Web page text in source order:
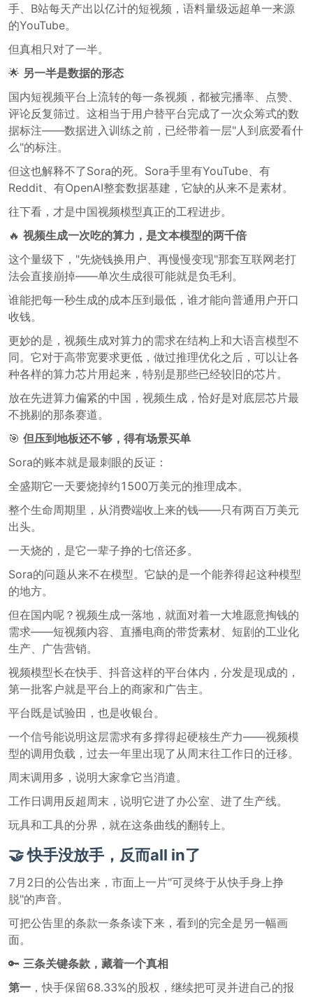
手、B站每天产出以亿计的短视频，语料量级远超单一来源
的YouTube。
但真相只对了一半。
🌟 另一半是数据的形态
国内短视频平台上流转的每一条视频，都被完播率、点赞、
评论反复筛过。这相当于用户替平台完成了一次众筹式的数
据标注——数据进入训练之前，已经带着一层"人到底爱看什
么"的标注。
但这也解释不了Sora的死。Sora手里有YouTube、有
Reddit、有OpenAI整套数据基建，它缺的从来不是素材。
往下看，才是中国视频模型真正的工程进步。
🔥 视频生成一次吃的算力，是文本模型的两千倍
这个量级下，"先烧钱换用户、再慢慢变现"那套互联网老打
法会直接崩掉——单次生成很可能就是负毛利。
谁能把每一秒生成的成本压到最低，谁才能向普通用户开口
收钱。
更妙的是，视频生成对算力的需求在结构上和大语言模型不
同。它对于高带宽要求更低，做过推理优化之后，可以让各
种各样的算力芯片用起来，特别是那些已经较旧的芯片。
放在先进算力偏紧的中国，视频生成，恰好是对底层芯片最
不挑剔的那条赛道。
🎯 但压到地板还不够，得有场景买单
Sora的账本就是最刺眼的反证：
全盛期它一天要烧掉约1500万美元的推理成本。
整个生命周期里，从消费端收上来的钱——只有两百万美元
出头。
一天烧的，是它一辈子挣的七倍还多。
Sora的问题从来不在模型。它缺的是一个能养得起这种模型
的地方。
但在国内呢？视频生成一落地，就面对着一大堆愿意掏钱的
需求——短视频内容、直播电商的带货素材、短剧的工业化
生产、广告营销。
视频模型长在快手、抖音这样的平台体内，分发是现成的，
第一批客户就是平台上的商家和广告主。
平台既是试验田，也是收银台。
一个信号能说明这层需求有多撑得起硬核生产力——视频模
型的调用负载，过去一年里出现了从周末往工作日的迁移。
周末调用多，说明大家拿它当消遣。
工作日调用反超周末，说明它进了办公室、进了生产线。
玩具和工具的分界，就在这条曲线的翻转上。
🤝 快手没放手，反而all in了
7月2日的公告出来，市面上一片"可灵终于从快手身上挣
脱"的声音。
可把公告里的条款一条条读下来，看到的完全是另一幅画
面。
🔑 三条关键条款，藏着一个真相
第一，快手保留68.33%的股权，继续把可灵并进自己的报